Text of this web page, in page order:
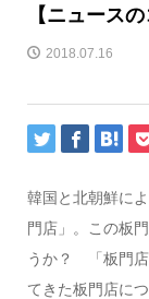
【ニュース
2018.07.16
韓国と北朝鮮に
門店」。この板
うか？ 「板門店
てきた板門店に